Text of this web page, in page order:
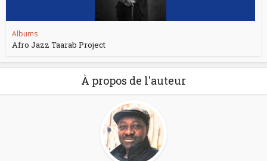
Albums
Afro Jazz Taarab Project
À propos de l'auteur